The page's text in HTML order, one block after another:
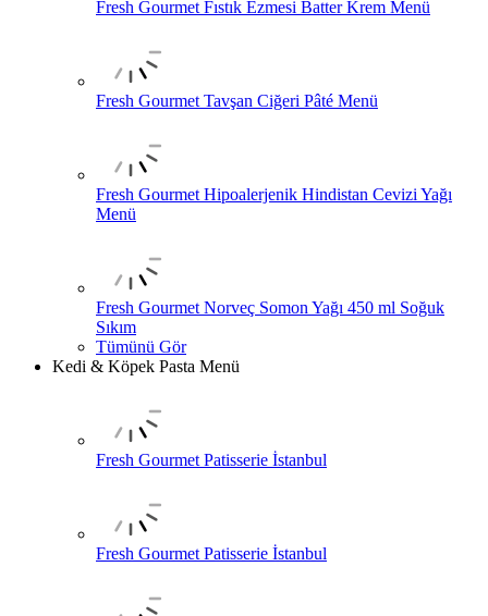
Fresh Gourmet Fıstık Ezmesi Batter Krem Menü
Fresh Gourmet Tavşan Ciğeri Pâté Menü
Fresh Gourmet Hipoalerjenik Hindistan Cevizi Yağı
Menü
Fresh Gourmet Norveç Somon Yağı 450 ml Soğuk
Sıkım
Tümünü Gör
Kedi & Köpek Pasta Menü
Fresh Gourmet Patisserie İstanbul
Fresh Gourmet Patisserie İstanbul